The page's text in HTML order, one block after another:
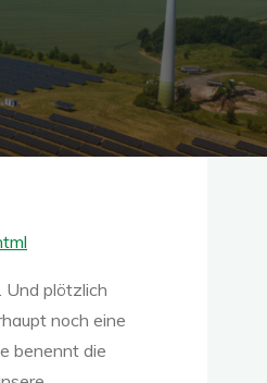
Und plötzlich
noch eine
benennt die